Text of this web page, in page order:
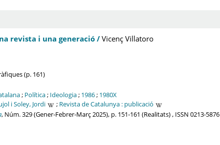
revista i una generació /Vicenç Villatoro
(p. 161)
; Política; Ideologia; 1986; 1980X
i Soley, Jordi ; Revista de Catalunya : publicació
, Núm. 329 (Gener-Febrer-Març 2025), p. 151-161 (Realitats) , ISSN 0213-5876